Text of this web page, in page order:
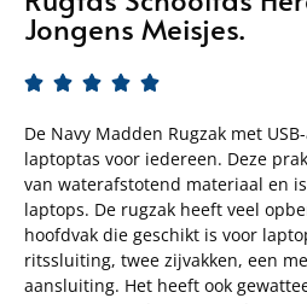
Jongens Meisjes.
    
De Navy Madden Rugzak met
laptoptas voor iedereen. Deze
van waterafstotend materiaal en
laptops. De rugzak heeft veel
hoofdvak die geschikt is voor
ritssluiting, twee zijvakken, een
aansluiting. Het heeft ook